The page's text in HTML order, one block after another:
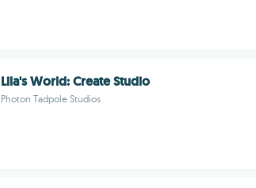
Lila's World: Create Studio
Photon Tadpole Studios